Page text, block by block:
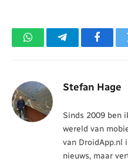
WhatsAppTelegram
Stefan Hage
Sinds 2009 ben
wereld van
van DroidApp.nl
nieuws, maar